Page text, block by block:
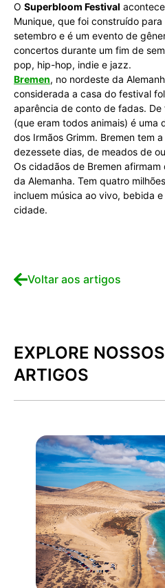
O Superbloom Festival
Munique, que foi construído
setembro e é um evento de
concertos durante um fim de
pop, hip-hop, indie e jazz.
Bremen, no nordeste da
considerada a casa do festival
aparência de conto de fadas.
(que eram todos animais) é uma
dos Irmãos Grimm. Bremen tem a
dezessete dias, de meados de
Os cidadãos de Bremen
da Alemanha. Tem quatro
incluem música ao vivo, bebida
cidade.
Voltar aos artigos
EXPLORE
ARTIGOS